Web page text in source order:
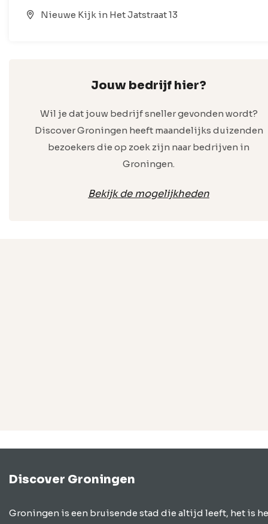
Nieuwe Kijk in Het Jatstraat 13
Jouw bedrijf hier?
Wil je dat jouw bedrijf sneller gevonden wordt?
Discover Groningen heeft maandelijks duizenden
bezoekers die op zoek zijn naar bedrijven in
Groningen.
Bekijk de mogelijkheden
Discover Groningen
Groningen is een bruisende stad die altijd leeft, het is